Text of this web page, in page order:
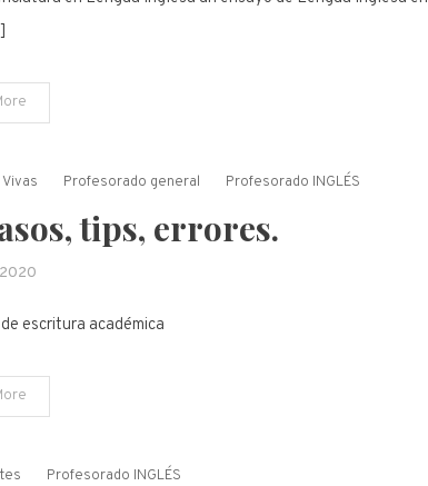
Profesorado general Profesorado INGLÉS
tips, errores.
escritura académica
Profesorado INGLÉS